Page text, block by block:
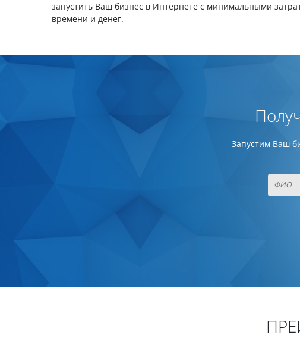
запустить Ваш бизнес в Интернете с минимальными
времени и денег.
Запустим Ваш